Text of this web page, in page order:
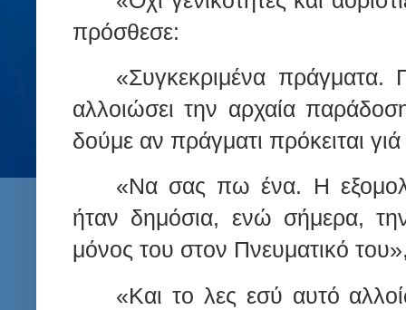
πρόσθεσε:
«Συγκεκριμένα πράγματα.
αλλοιώσει την αρχαία
δούμε αν πράγματι πρόκειται
«Να σας πω ένα. Η
ήταν δημόσια, ενώ σήμερα,
μόνος του στον Πνευματικό
«Και το λες εσύ αυτό